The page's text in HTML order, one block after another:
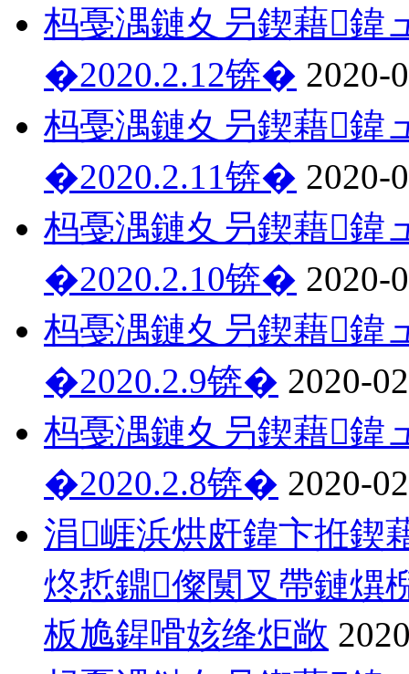
杩戞湡鏈夊叧鍥藉鍏
�2020.2.12锛� 2020-
杩戞湡鏈夊叧鍥藉鍏
�2020.2.11锛� 2020-
杩戞湡鏈夊叧鍥藉鍏
�2020.2.10锛� 2020-
杩戞湡鏈夊叧鍥藉鍏
�2020.2.9锛� 2020-
杩戞湡鏈夊叧鍥藉鍏
�2020.2.8锛� 2020-
涓崕浜烘皯鍏卞拰鍥
炵悊鐤儏闃叉帶鏈熼
板尯鍟嗗姟绛炬敞